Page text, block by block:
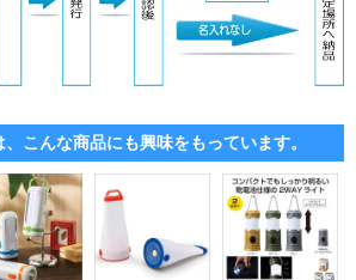
こんな商品にも興味をもっています。